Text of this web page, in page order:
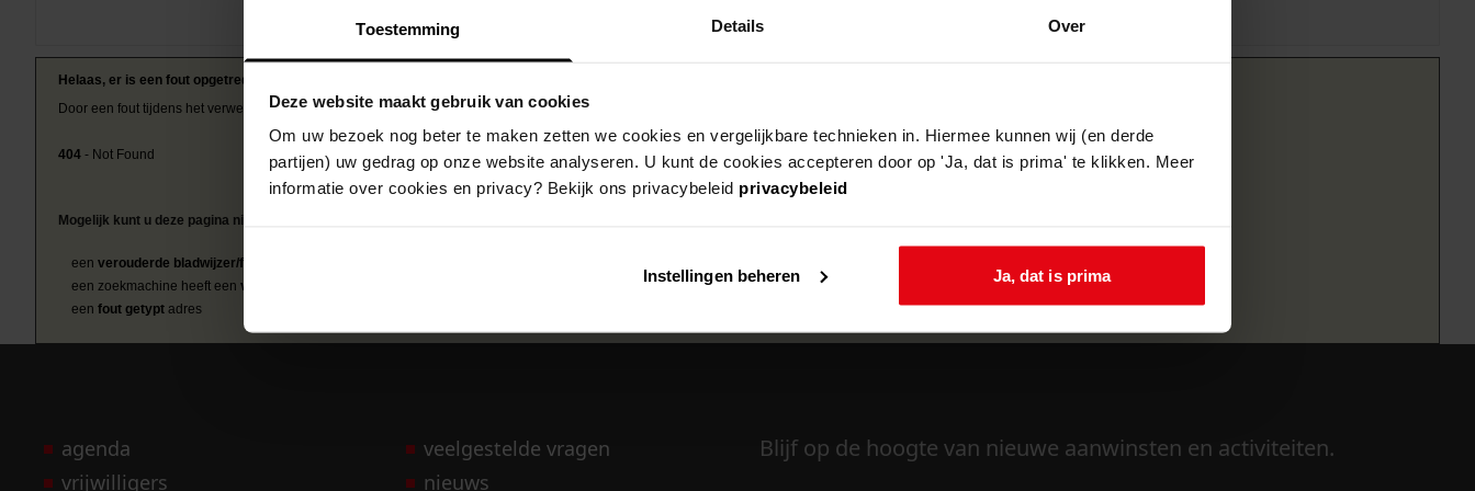
Toestemming Details Over
Deze website maakt gebruik van cookies
Om uw bezoek nog beter te maken zetten we cookies en vergelijkbare technieken in. Hiermee kunnen wij (en derde
partijen) uw gedrag op onze website analyseren. U kunt de cookies accepteren door op 'Ja, dat is prima' te klikken. Meer
informatie over cookies en privacy? Bekijk ons privacybeleid privacybeleid
Instellingen beheren Ja, dat is prima
Helaas, er is een fout opgetreden
Door een fout tijdens het verwerken van deze pagina is het niet mogelijk om deze pagina te kunnen bekijken.
404 - Not Found
Mogelijk kunt u deze pagina niet bezoeken door:
een verouderde bladwijzer/favoriet
een zoekmachine heeft een verouderde lijst van de website
een fout getypt adres
agenda
vrijwilligers
veelgestelde vragen
nieuws
Blijf op de hoogte van nieuwe aanwinsten en activiteiten.